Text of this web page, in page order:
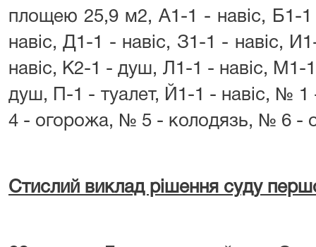
площею 25,9 м2, А1-1 - навіс, Б1-1
навіс, Д1-1 - навіс, З1-1 - навіс,
навіс, К2-1 - душ, Л1-1 - навіс, М1-
душ, П-1 - туалет, Й1-1 - навіс, №
4 - огорожа, № 5 - колодязь, № 6 -
Стислий виклад рішення суду